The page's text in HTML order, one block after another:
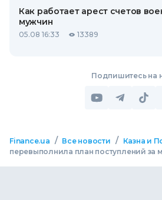
Как работает арест счетов
мужчин
05.08 16:33 13389
Подпишитесь на
Finance.ua / Все новости / Казна и
перевыполнила план поступлений за